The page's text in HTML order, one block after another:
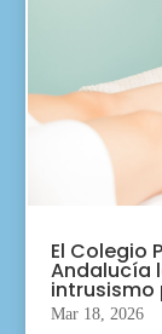
El Colegio
Andalucía
intrusismo
Mar 18, 2026